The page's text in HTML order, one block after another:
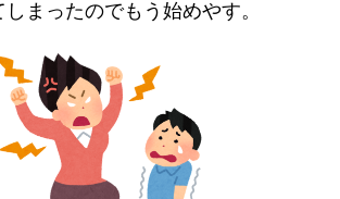
まったのでもう始めやす。